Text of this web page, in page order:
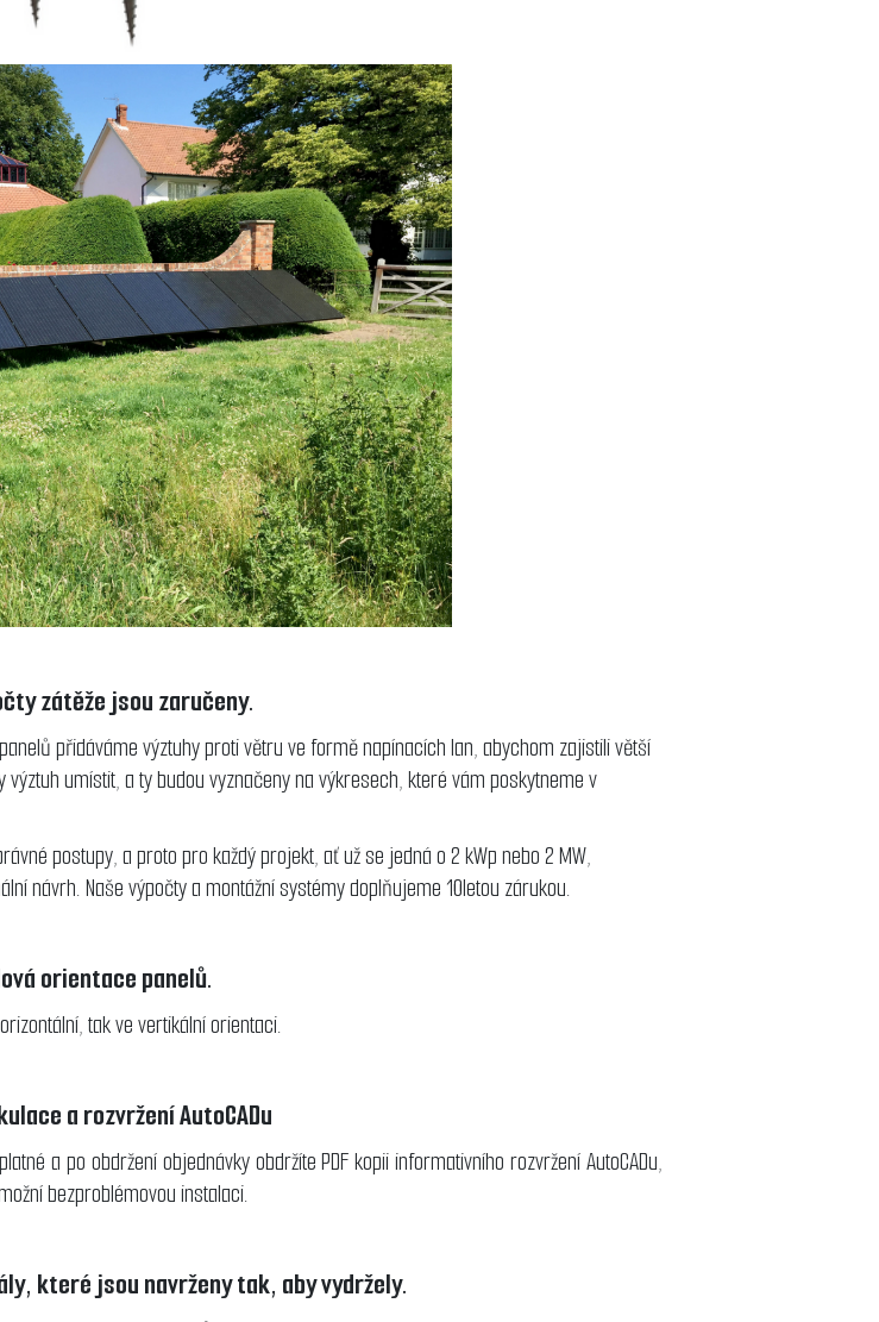
zátěže jsou zaručeny.
přidáváme výztuhy proti větru ve formě napínacích lan, abychom zajistili větší
umístit, a ty budou vyznačeny na výkresech, které vám poskytneme v
postupy, a proto pro každý projekt, ať už se jedná o 2 kWp nebo 2 MW,
návrh. Naše výpočty a montážní systémy doplňujeme 10letou zárukou.
orientace panelů.
tak ve vertikální orientaci.
a rozvržení AutoCADu
a po obdržení objednávky obdržíte PDF kopii informativního rozvržení AutoCADu,
bezproblémovou instalaci.
které jsou navrženy tak, aby vydržely.